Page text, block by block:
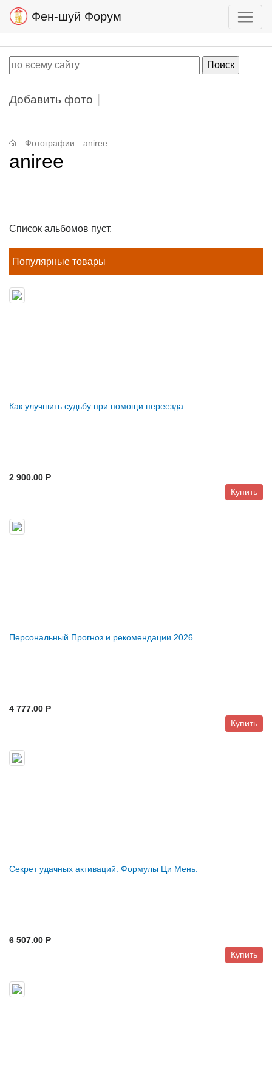
Фен-шуй Форум
Добавить фото
– Фотографии – aniree
aniree
Список альбомов пуст.
Популярные товары
Как улучшить судьбу при помощи переезда.
2 900.00 P
Купить
Персональный Прогноз и рекомендации 2026
4 777.00 P
Купить
Секрет удачных активаций. Формулы Ци Мень.
6 507.00 P
Купить